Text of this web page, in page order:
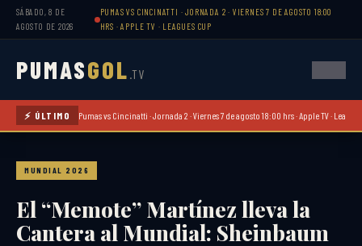
SÁBADO, 8 DE
AGOSTO DE 2026
PUMAS VS CINCINATTI · JORNADA 2 · VIERNES 7 DE AGOSTO 18:00
HRS · APPLE TV · LEAGUES CUP
PUMASGOL .TV
⚡ ÚLTIMO Pumas vs Cincinatti · Jornada 2 · Viernes 7 de agosto 18:00 hrs · Apple TV ·
MUNDIAL 2026
El “Memote” Martínez lleva la
Cantera al Mundial: Sheinbaum